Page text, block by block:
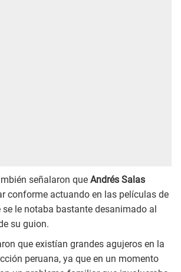
señalaron que Andrés Salas
conforme actuando en las películas de
se le notaba bastante desanimado al
su guion.
que existían grandes agujeros en la
peruana, ya que en un momento